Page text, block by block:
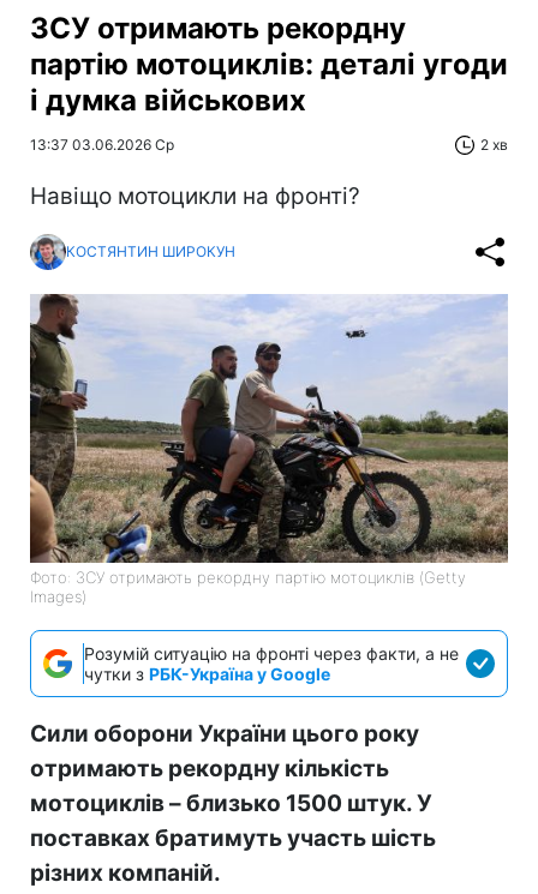
ЗСУ отримають рекордну
партію мотоциклів: деталі угоди
і думка військових
13:37 03.06.2026 Ср 2 хв
Навіщо мотоцикли на фронті?
КОСТЯНТИН ШИРОКУН
Фото: ЗСУ отримають рекордну партію мотоциклів (Getty
Images)
Розумій ситуацію на фронті через факти, а не
чутки з РБК-Україна у Google
Сили оборони України цього року
отримають рекордну кількість
мотоциклів – близько 1500 штук. У
поставках братимуть участь шість
різних компаній.